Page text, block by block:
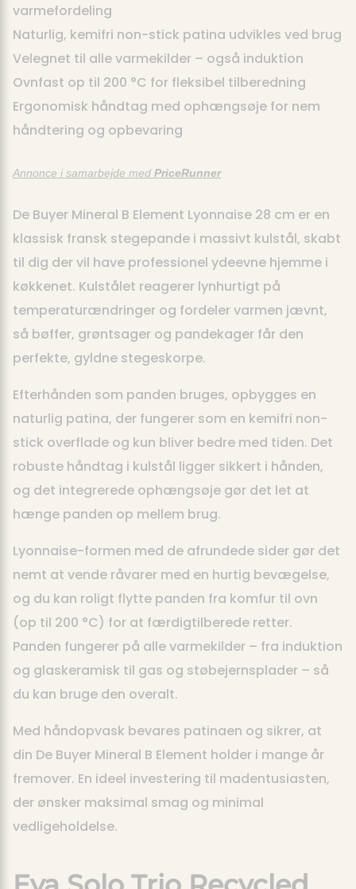
varmefordeling
Naturlig, kemifri non-stick patina udvikles ved brug
Velegnet til alle varmekilder – også induktion
Ovnfast op til 200 °C for fleksibel tilberedning
Ergonomisk håndtag med ophængsøje for nem
håndtering og opbevaring
Annonce i samarbejde med PriceRunner
De Buyer Mineral B Element Lyonnaise 28 cm er en
klassisk fransk stegepande i massivt kulstål, skabt
til dig der vil have professionel ydeevne hjemme i
køkkenet. Kulstålet reagerer lynhurtigt på
temperaturændringer og fordeler varmen jævnt,
så bøffer, grøntsager og pandekager får den
perfekte, gyldne stegeskorpe.
Efterhånden som panden bruges, opbygges en
naturlig patina, der fungerer som en kemifri non-
stick overflade og kun bliver bedre med tiden. Det
robuste håndtag i kulstål ligger sikkert i hånden,
og det integrerede ophængsøje gør det let at
hænge panden op mellem brug.
Lyonnaise-formen med de afrundede sider gør det
nemt at vende råvarer med en hurtig bevægelse,
og du kan roligt flytte panden fra komfur til ovn
(op til 200 °C) for at færdigtilberede retter.
Panden fungerer på alle varmekilder – fra induktion
og glaskeramisk til gas og støbejernsplader – så
du kan bruge den overalt.
Med håndopvask bevares patinaen og sikrer, at
din De Buyer Mineral B Element holder i mange år
fremover. En ideel investering til madentusiasten,
der ønsker maksimal smag og minimal
vedligeholdelse.